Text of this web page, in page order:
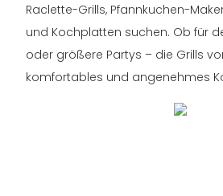
Raclette-Grills, Pfannkuchen-
und Kochplatten suchen. Ob für
oder größere Partys – die Grills
komfortables und angenehmes